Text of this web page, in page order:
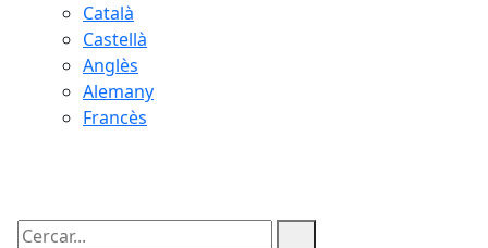
Català
Castellà
Anglès
Alemany
Francès